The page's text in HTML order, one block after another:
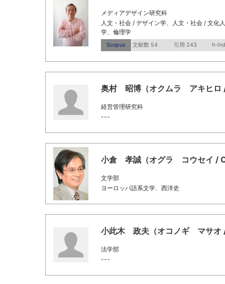
メディアデザイン研究科
人文・社会 / デザイン学、人文・社会 / 文化
学、倫理学
Scopus 文献数 54 引用 243 h-
奥村 昭博（オクムラ アキヒロ
経営管理研究科
---
小倉 孝誠（オグラ コウセイ /
文学部
ヨーロッパ語系文学、西洋史
小此木 政夫（オコノギ マサオ
法学部
---